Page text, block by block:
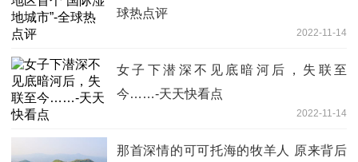
球热点评
2022-11-14
女子下潜深不见底暗河后，失联至
今……-天天快看点
2022-11-14
那首深情的可可托海的牧羊人 原来背后